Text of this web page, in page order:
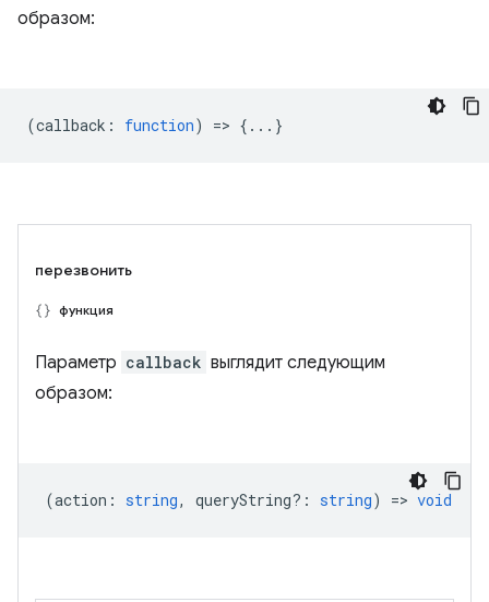
образом:
(callback : function) => {...}
перезвонить
функция
Параметр callback выглядит следующим
образом:
(action : string, queryString? : string) => void